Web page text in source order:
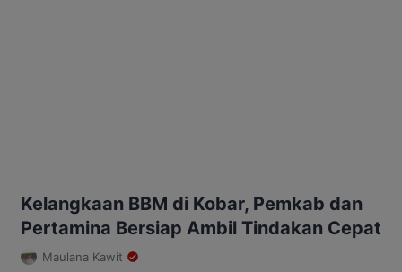
Kelangkaan BBM di Kobar, Pemkab dan
Pertamina Bersiap Ambil Tindakan Cepat
Maulana Kawit